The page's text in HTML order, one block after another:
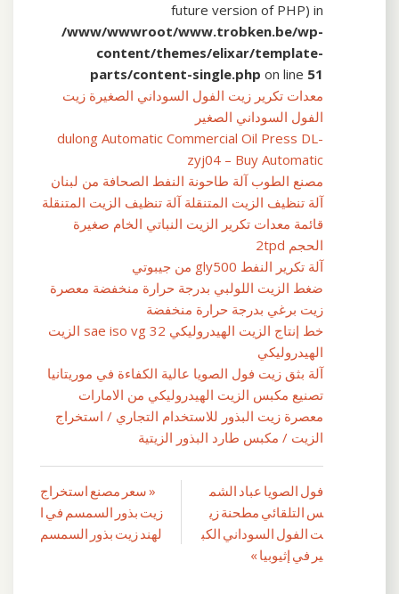
future version of PHP) in
/www/wwwroot/www.trobken.be/wp-
content/themes/elixar/template-
parts/content-single.php on line 51
معدات تكرير زيت الفول السوداني الصغيرة زيت
الفول السوداني الصغير
dulong Automatic Commercial Oil Press DL-
zyj04 – Buy Automatic
مصنع الطوب آلة طاحونة النفط الصحافة من لبنان
آلة تنظيف الزيت المتنقلة آلة تنظيف الزيت المتنقلة
قائمة معدات تكرير الزيت النباتي الخام صغيرة
الحجم 2tpd
آلة تكرير النفط gly500 من جيبوتي
ضغط الزيت اللولبي بدرجة حرارة منخفضة معصرة
زيت برغي بدرجة حرارة منخفضة
خط إنتاج الزيت الهيدروليكي sae iso vg 32 الزيت
الهيدروليكي
آلة بثق زيت فول الصويا عالية الكفاءة في موريتانيا
تصنيع مكبس الزيت الهيدروليكي من الامارات
معصرة زيت البذور للاستخدام التجاري / استخراج
الزيت / مكبس طارد البذور الزيتية
تصفّح
المقالات
« سعر مصنع استخراج
زيت بذور السمسم في ا
لهند زيت بذور السمسم
فول الصويا عباد الشم
س التلقائي مطحنة زي
ت الفول السوداني الكب
ير في إثيوبيا »